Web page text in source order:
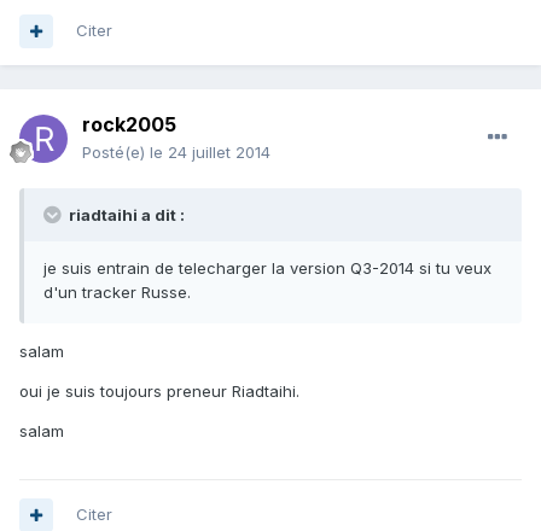
Citer
rock2005
Posté(e) le 24 juillet 2014
riadtaihi a dit :
je suis entrain de telecharger la version Q3-2014 si tu veux
d'un tracker Russe.
salam
oui je suis toujours preneur Riadtaihi.
salam
Citer